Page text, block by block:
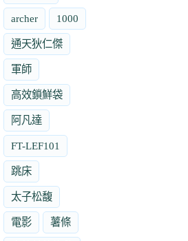
archer 1000
通天狄仁傑
軍師
高效鎖鮮袋
阿凡達
FT-LEF101
跳床
太子松馥
電影 薯條